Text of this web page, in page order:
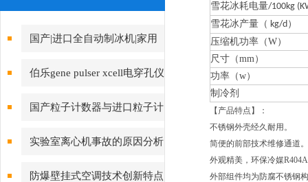
国产|进口全自动制冰机|家用
制冰机|小型制冰机|雪花制冰机
伯乐gene pulser xcell电穿孔仪
操作注意事项
国产粒子计数器与进口粒子计
数器选型推荐
实验室离心机事故的原因分析
方法
防爆壁挂式空调技术创新特点
雪花冰耗电量/100kg
雪花冰产量（ kg/d）
压缩机功率（W）
尺寸（mm）
功率（w）
制冷剂
【产品特点】：
不锈钢外壳经久耐用。
简便的前部技术维修通道。
外观精美，环保冷媒
外部组件均为防腐不锈钢